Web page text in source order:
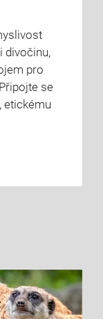
divočinu,
pro
se
etickému